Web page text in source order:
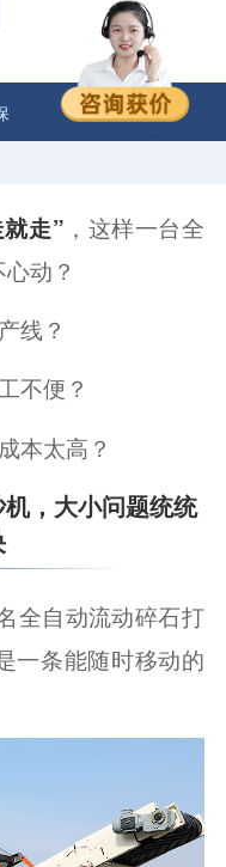
走” ，这样一台全
动？
线？
不便？
本太高？
，大小问题统统
全自动流动碎石打
一条能随时移动的